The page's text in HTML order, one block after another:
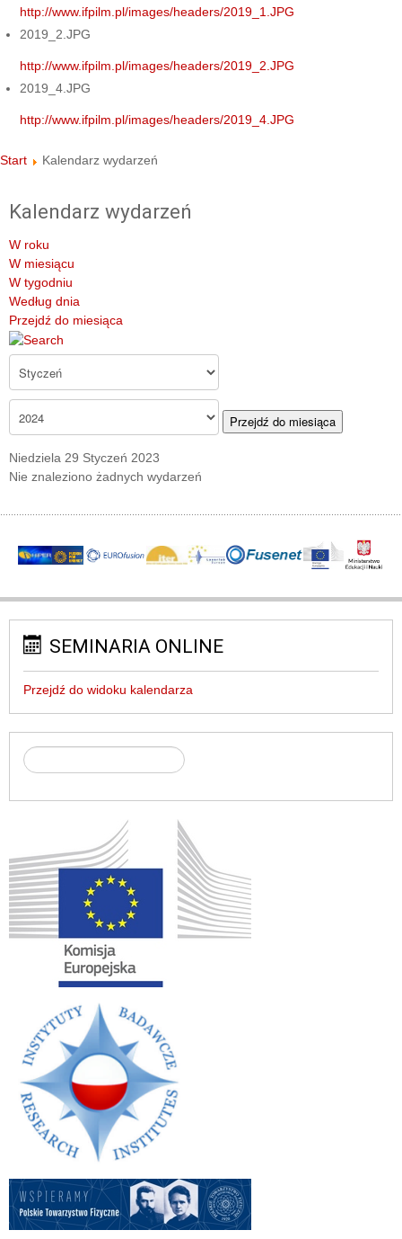
http://www.ifpilm.pl/images/headers/2019_1.JPG
2019_2.JPG
http://www.ifpilm.pl/images/headers/2019_2.JPG
2019_4.JPG
http://www.ifpilm.pl/images/headers/2019_4.JPG
Start Kalendarz wydarzeń
Kalendarz wydarzeń
W roku
W miesiącu
W tygodniu
Według dnia
Przejdź do miesiąca
Przejdź do miesiąca
Niedziela 29 Styczeń 2023
Nie znaleziono żadnych wydarzeń
SEMINARIA ONLINE
Przejdź do widoku kalendarza